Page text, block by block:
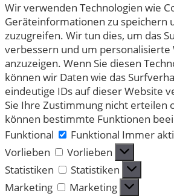
Wir verwenden Technologien wie
Geräteinformationen zu speichern
zuzugreifen. Wir tun dies, um das
verbessern und um personalisierte
anzuzeigen. Wenn Sie diesen
können wir Daten wie das
eindeutige IDs auf dieser Website
Sie Ihre Zustimmung nicht erteilen
können bestimmte Funktionen
Funktional
Funktional Immer
Vorlieben
Vorlieben
Statistiken
Statistiken
Marketing
Marketing